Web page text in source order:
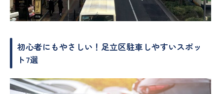
初心者にもやさしい！足立区駐車しやすいスポッ
ト7選